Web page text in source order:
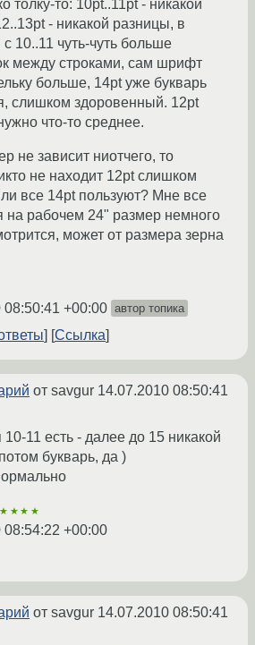
толку-то: 10pt..11pt - никакой
- никакой разницы, в
10..11 чуть-чуть больше
между строками, сам шрифт
больше, 14pt уже букварь
слишком здоровенный. 12pt
что-то среднее.
не зависит ниотчего, то
не находит 12pt слишком
все 14pt пользуют? Мне все
на рабочем 24" размер немного
может от размера зерна
08:50:41 +00:00 автор топика
Ссылка
от savgur 14.07.2010 08:50:41
11 есть - далее до 15 никакой
букварь, да )
★★★★
08:54:22 +00:00
от savgur 14.07.2010 08:50:41